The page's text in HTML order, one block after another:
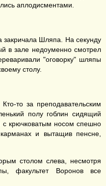
аплодисментами.
Шляпа. На секунду
в зале недоуменно смотрел
"оговорку" шляпы
столу.
то за преподавательским
полу гоблин сидящий
с крючковатым носом спешно
и вытащив пенсне,
столом слева, несмотря
факультет Воронов все